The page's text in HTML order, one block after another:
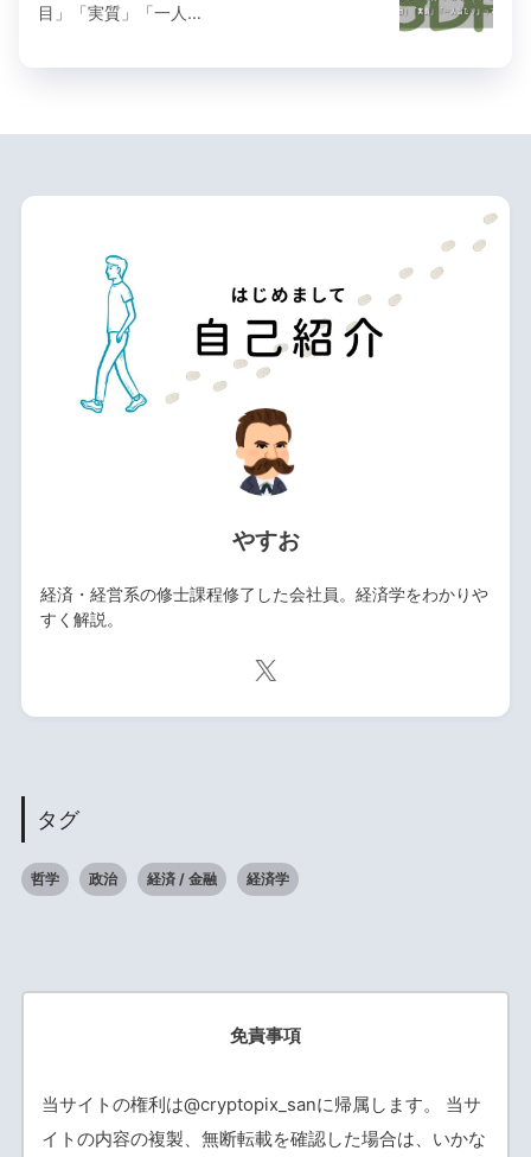
目」「実質」「一人…
やすお
経済・経営系の修士課程修了した会社員。経済学をわかりや
すく解説。
タグ
哲学 政治 経済 / 金融 経済学
免責事項
当サイトの権利は@cryptopix_sanに帰属します。 当サ
イトの内容の複製、無断転載を確認した場合は、いかな